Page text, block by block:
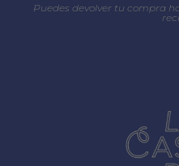
Puedes devolver tu compra